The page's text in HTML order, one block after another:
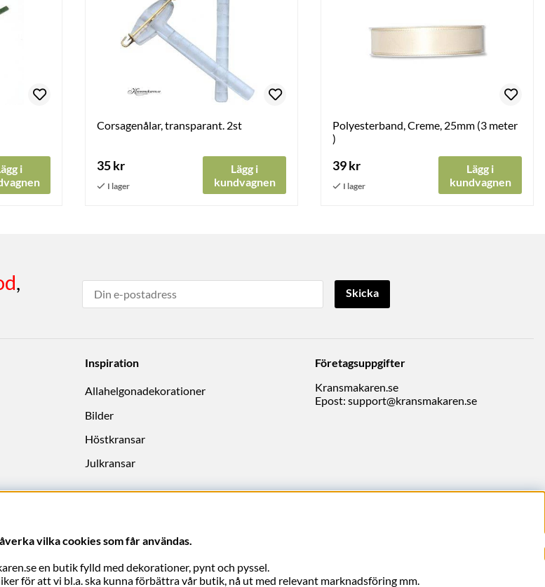
i
Corsagenålar, transparant. 2st
35 kr
Lägg i
kundvagnen
Polyesterband, Creme, 25mm (3 meter
)
39 kr
Lägg i
kundvagnen
,
Skicka
Inspiration
Allahelgonadekorationer
Bilder
Höstkransar
Julkransar
Företagsuppgifter
Kransmakaren.se
Epost: support@kransmakaren.se
vilka cookies som får användas.
en butik fylld med dekorationer, pynt och pyssel.
för att vi bl.a. ska kunna förbättra vår butik, nå ut med relevant marknadsföring mm.